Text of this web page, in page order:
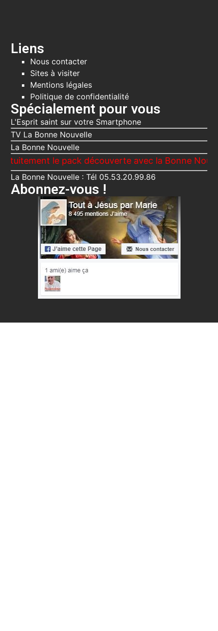
Liens
Nous contacter
Sites à visiter
Mentions légales
Politique de confidentialité
Spécialement pour vous
L'Esprit saint sur votre Smartphone
TV La Bonne Nouvelle
La Bonne Nouvelle
le pack découverte avec la Bonne Nouvelle, Le
La Bonne Nouvelle : Tél 05.53.20.99.86
Abonnez-vous !